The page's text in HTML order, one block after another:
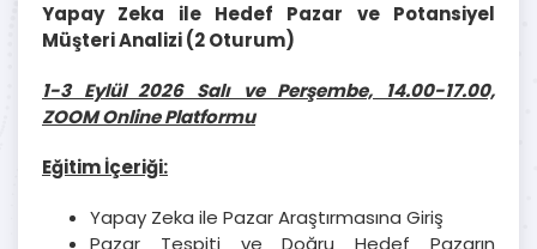
Yapay Zeka ile Hedef Pazar ve Potansiyel
Müşteri Analizi (2 Oturum)
1-3 Eylül 2026 Salı ve Perşembe, 14.00-17.00,
ZOOM Online Platformu
Eğitim İçeriği:
Yapay Zeka ile Pazar Araştırmasına Giriş
Pazar Tespiti ve Doğru Hedef Pazarın